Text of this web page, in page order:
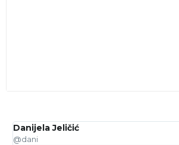
Danijela Jeličić
@dani